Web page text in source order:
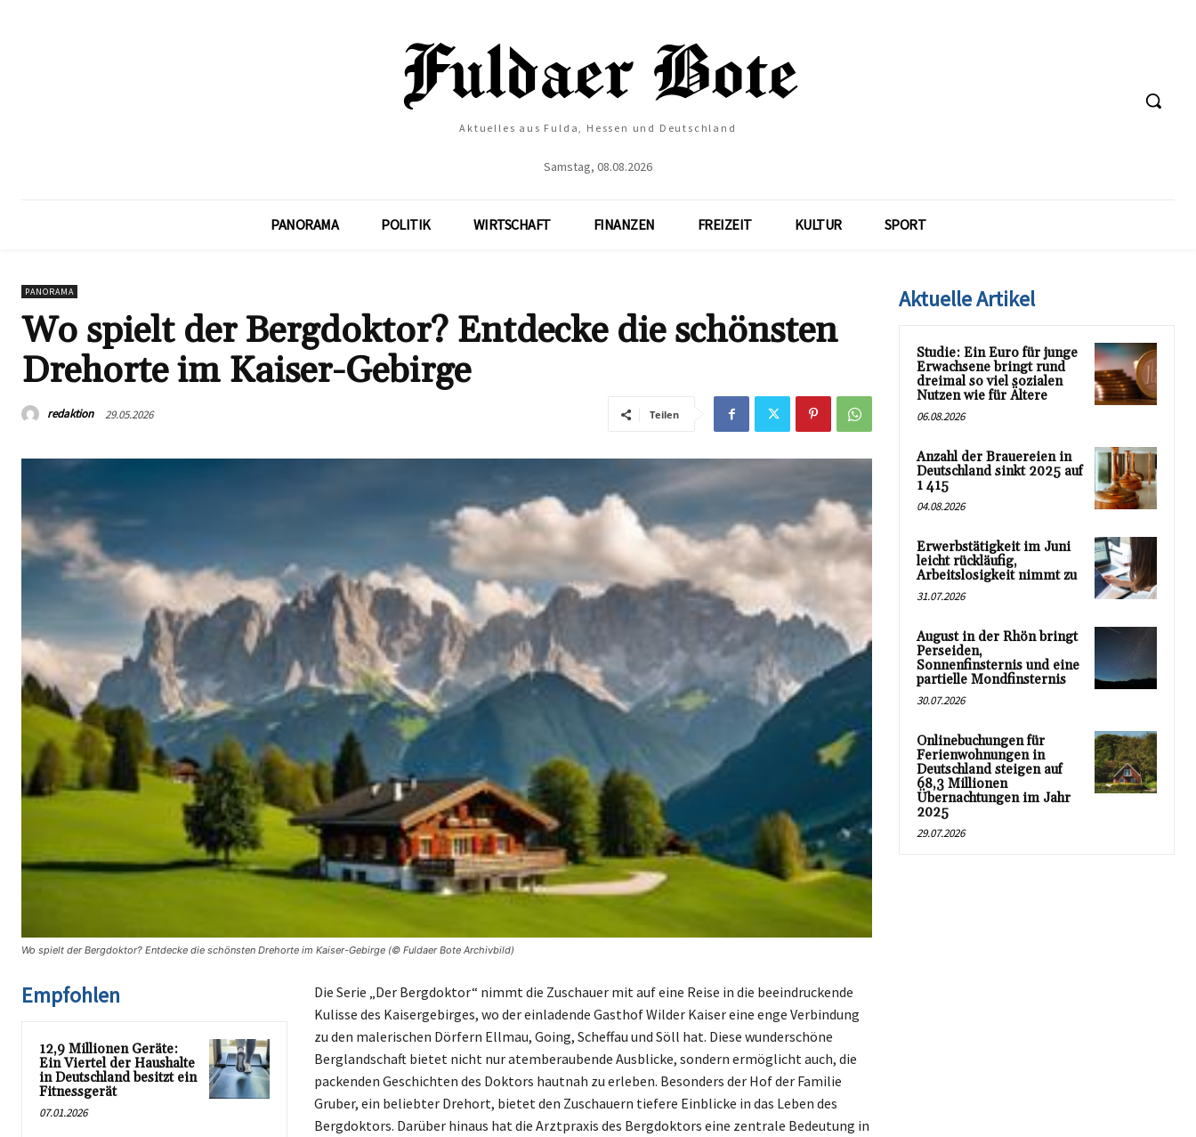
Aktuelles aus Fulda, Hessen und Deutschland
Samstag, 08.08.2026
PANORAMA POLITIK WIRTSCHAFT FINANZEN FREIZEIT KULTUR SPORT
PANORAMA
Wo spielt der Bergdoktor? Entdecke die schönsten
Drehorte im Kaiser-Gebirge
redaktion 29.05.2026 Teilen
Wo spielt der Bergdoktor? Entdecke die schönsten Drehorte im Kaiser-Gebirge (© Fuldaer Bote Archivbild)
Empfohlen
12,9 Millionen Geräte:
Ein Viertel der Haushalte
in Deutschland besitzt ein
Fitnessgerät
07.01.2026
Die Serie „Der Bergdoktor“ nimmt die Zuschauer mit auf eine Reise in die beeindruckende
Kulisse des Kaisergebirges, wo der einladende Gasthof Wilder Kaiser eine enge Verbindung
zu den malerischen Dörfern Ellmau, Going, Scheffau und Söll hat. Diese wunderschöne
Berglandschaft bietet nicht nur atemberaubende Ausblicke, sondern ermöglicht auch, die
packenden Geschichten des Doktors hautnah zu erleben. Besonders der Hof der Familie
Gruber, ein beliebter Drehort, bietet den Zuschauern tiefere Einblicke in das Leben des
Bergdoktors. Darüber hinaus hat die Arztpraxis des Bergdoktors eine zentrale Bedeutung in
Aktuelle Artikel
Studie: Ein Euro für junge
Erwachsene bringt rund
dreimal so viel sozialen
Nutzen wie für Ältere
06.08.2026
Anzahl der Brauereien in
Deutschland sinkt 2025 auf
1 415
04.08.2026
Erwerbstätigkeit im Juni
leicht rückläufig,
Arbeitslosigkeit nimmt zu
31.07.2026
August in der Rhön bringt
Perseiden,
Sonnenfinsternis und eine
partielle Mondfinsternis
30.07.2026
Onlinebuchungen für
Ferienwohnungen in
Deutschland steigen auf
68,3 Millionen
Übernachtungen im Jahr
2025
29.07.2026